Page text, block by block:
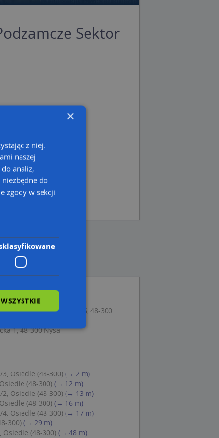
Sektor
Podzamcze Sektor C 26, 48-300
1, 48-300 Nysa
3, Osiedle (48-300) (→ 2 m)
(48-300) (→ 12 m)
2, Osiedle (48-300) (→ 13 m)
(48-300) (→ 16 m)
4, Osiedle (48-300) (→ 17 m)
300) (→ 29 m)
Osiedle (48-300) (→ 48 m)
×
z niej,
naszej
analiz,
do
zgody w sekcji
użytkownika i
Script.com
zgody